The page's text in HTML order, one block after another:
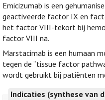
Emicizumab is een
geactiveerde factor IX en
het factor VIII-tekort bij
factor VIII na.
Marstacimab is een humaan
tegen de “tissue factor
wordt gebruikt bij patiënten
Indicaties (synthese van